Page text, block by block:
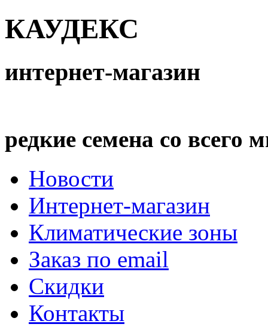
КАУДЕКС
интернет-магазин
редкие семена со всего
Новости
Интернет-магазин
Климатические зоны
Заказ по email
Скидки
Контакты